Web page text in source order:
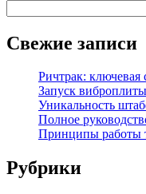
Свежие записи
Ричтрак: ключевая
Запуск
Уникальность
Полное
Принципы работы
Рубрики